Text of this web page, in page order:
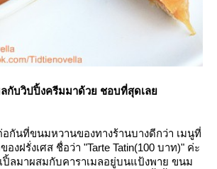
ลกับวิปปิ้งครีมมาด้วย ชอบที่สุดเล
กันที่ขนมหวานของทางร้านบางดีกว่า เมนูที่
งฝรั่งเศส ชื่อว่า "Tarte Tatin(100 บาท)" ค่ะ
ปิ้ลมาผสมกับคาราเมลอยู่บนแป้งพาย ขนม